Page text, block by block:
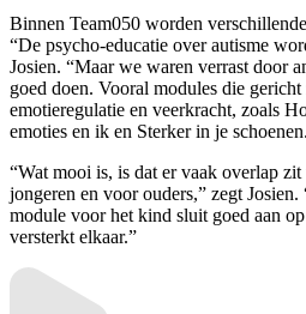
Binnen Team050 worden
“De psycho-educatie over autisme
Josien. “Maar we waren verrast door
goed doen. Vooral modules die
emotieregulatie en veerkracht, zoals
emoties en ik en Sterker in je
“Wat mooi is, is dat er vaak overlap
jongeren en voor ouders,” zegt
module voor het kind sluit goed aan
versterkt elkaar.”